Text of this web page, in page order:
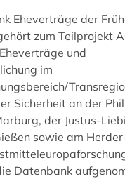
Eheverträge der
zum Teilprojekt
und
im
Sicherheit an der
der Justus-
sowie am
Datenbank